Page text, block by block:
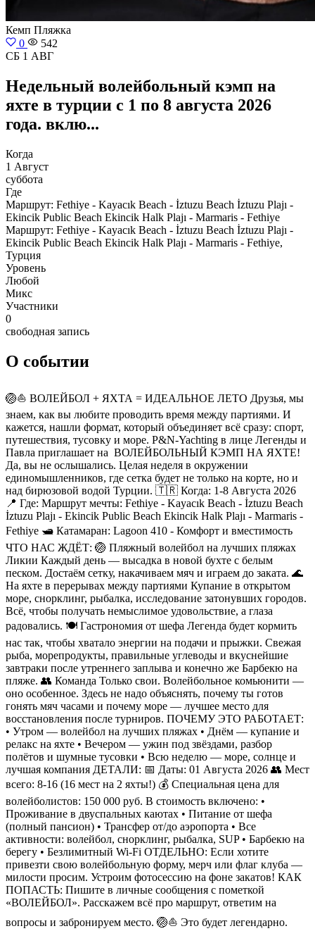
Кемп Пляжка
0
542
СБ 1 АВГ
Недельный волейбольный кэмп на
яхте в турции с 1 по 8 августа 2026
года. вклю...
Когда
1 Август
суббота
Где
Маршрут: Fethiye - Kayacık Beach - İztuzu Beach İztuzu Plajı -
Ekincik Public Beach Ekincik Halk Plajı - Marmaris - Fethiye
Маршрут: Fethiye - Kayacık Beach - İztuzu Beach İztuzu Plajı -
Ekincik Public Beach Ekincik Halk Plajı - Marmaris - Fethiye,
Турция
Уровень
Любой
Микс
Участники
0
свободная запись
О событии
🏐⛵️ ВОЛЕЙБОЛ + ЯХТА = ИДЕАЛЬНОЕ ЛЕТО Друзья, мы
знаем, как вы любите проводить время между партиями. И
кажется, нашли формат, который объединяет всё сразу: спорт,
путешествия, тусовку и море. P&N-Yachting в лице Легенды и
Павла приглашает на ВОЛЕЙБОЛЬНЫЙ КЭМП НА ЯХТЕ!
Да, вы не ослышались. Целая неделя в окружении
единомышленников, где сетка будет не только на корте, но и
над бирюзовой водой Турции. 🇹🇷 Когда: 1-8 Августа 2026
📍 Где: Маршрут мечты: Fethiye - Kayacık Beach - İztuzu Beach
İztuzu Plajı - Ekincik Public Beach Ekincik Halk Plajı - Marmaris -
Fethiye 🛥 Катамаран: Lagoon 410 - Комфорт и вместимость
ЧТО НАС ЖДЁТ: 🏐 Пляжный волейбол на лучших пляжах
Ликии Каждый день — высадка в новой бухте с белым
песком. Достаём сетку, накачиваем мяч и играем до заката. 🌊
На яхте в перерывах между партиями Купание в открытом
море, снорклинг, рыбалка, исследование затонувших городов.
Всё, чтобы получать немыслимое удовольствие, а глаза
радовались. 🍽 Гастрономия от шефа Легенда будет кормить
нас так, чтобы хватало энергии на подачи и прыжки. Свежая
рыба, морепродукты, правильные углеводы и вкуснейшие
завтраки после утреннего заплыва и конечно же Барбекю на
пляже. 👥 Команда Только свои. Волейбольное комьюнити —
оно особенное. Здесь не надо объяснять, почему ты готов
гонять мяч часами и почему море — лучшее место для
восстановления после турниров. ПОЧЕМУ ЭТО РАБОТАЕТ:
• Утром — волейбол на лучших пляжах • Днём — купание и
релакс на яхте • Вечером — ужин под звёздами, разбор
полётов и шумные тусовки • Всю неделю — море, солнце и
лучшая компания ДЕТАЛИ: 📅 Даты: 01 Августа 2026 👥 Мест
всего: 8-16 (16 мест на 2 яхты!) 💰 Специальная цена для
волейболистов: 150 000 руб. В стоимость включено: •
Проживание в двуспальных каютах • Питание от шефа
(полный пансион) • Трансфер от/до аэропорта • Все
активности: волейбол, снорклинг, рыбалка, SUP • Барбекю на
берегу • Безлимитный Wi-Fi ОТДЕЛЬНО: Если хотите
привезти свою волейбольную форму, мерч или флаг клуба —
милости просим. Устроим фотосессию на фоне закатов! КАК
ПОПАСТЬ: Пишите в личные сообщения с пометкой
«ВОЛЕЙБОЛ». Расскажем всё про маршрут, ответим на
вопросы и забронируем место. 🏐⛵️ Это будет легендарно.